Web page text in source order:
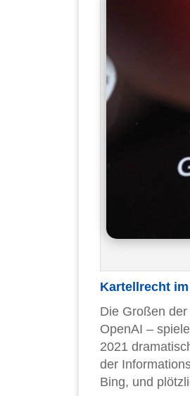
Kartellrecht
Die Großen
OpenAI –
2021
der
Bing, und